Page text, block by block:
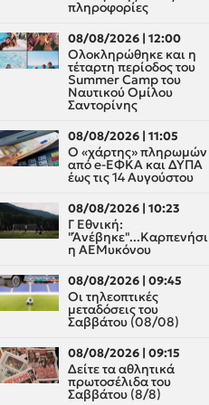
πληροφορίες
08/08/2026 | 12:00
Oλοκληρώθηκε και η
τέταρτη περίοδος του
Summer Camp του
Ναυτικού Ομίλου
Σαντορίνης
08/08/2026 | 11:05
Ο «χάρτης» πληρωμών
από e-ΕΦΚΑ και ΔΥΠΑ
έως τις 14 Αυγούστου
08/08/2026 | 10:23
Γ Εθνική:
"Άνέβηκε"...Καρπενήσι
η ΑΕΜυκόνου
08/08/2026 | 09:45
Οι τηλεοπτικές
μεταδόσεις του
Σαββάτου (08/08)
08/08/2026 | 09:15
Δείτε τα αθλητικά
πρωτοσέλιδα του
Σαββάτου (8/8)